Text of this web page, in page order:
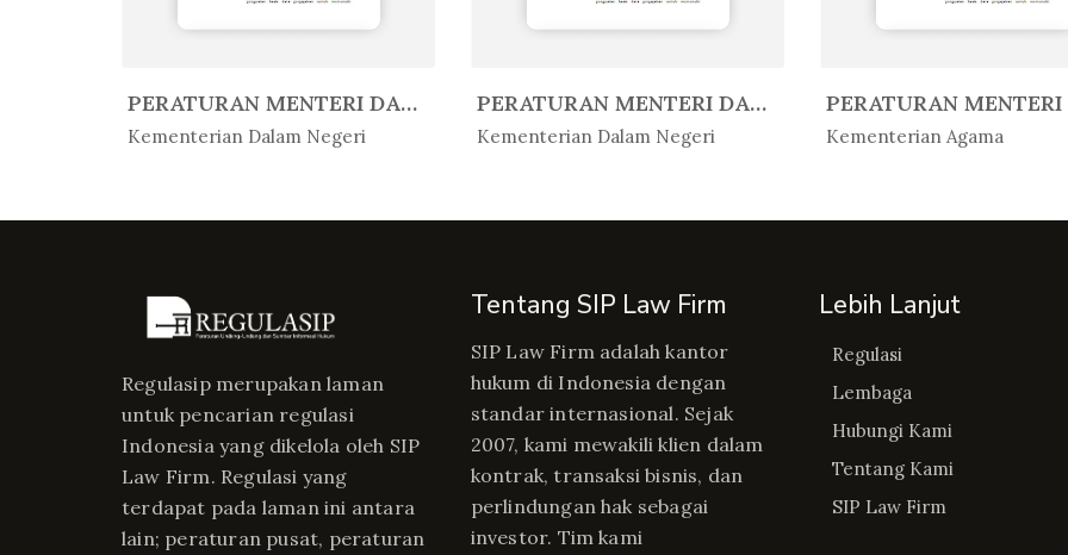
PERATURAN MENTERI DALAM NEGERI R...
Kementerian Dalam Negeri
In Peratur...
PERATURAN MENTERI DALAM NEGERI R...
Kementerian Dalam Negeri
In Peratur... Kementerian Agama
In Peratur...
Regulasip merupakan laman
untuk pencarian regulasi
Indonesia yang dikelola oleh SIP
Law Firm. Regulasi yang
terdapat pada laman ini antara
lain; peraturan pusat, peraturan
Tentang SIP Law Firm
SIP Law Firm adalah kantor
hukum di Indonesia dengan
standar internasional. Sejak
2007, kami mewakili klien dalam
kontrak, transaksi bisnis, dan
perlindungan hak sebagai
investor. Tim kami
Lebih Lanjut
Regulasi
Lembaga
Hubungi Kami
Tentang Kami
SIP Law Firm